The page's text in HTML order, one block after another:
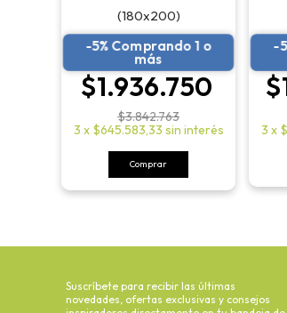
(180x200)
-5% Comprando 1 o
más
$1.936.750
$3.842.763
3 x $645.583,33 sin interés
-
3 x
Suscríbete para recibir las últimas
novedades, ofertas exclusivas y consejos